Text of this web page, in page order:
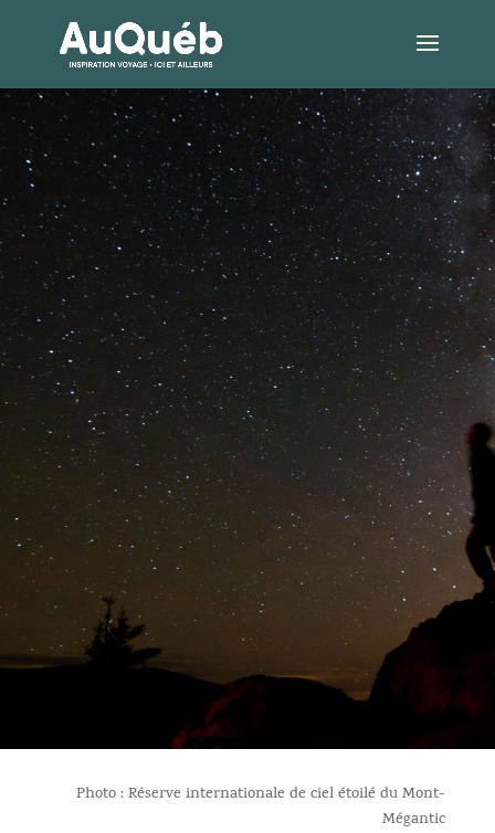
Photo : Réserve internationale de ciel étoilé du Mont-
Mégantic